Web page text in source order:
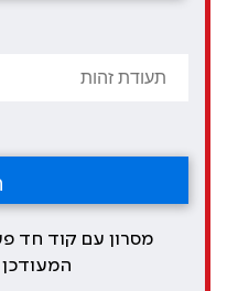
מסרון עם קוד חד